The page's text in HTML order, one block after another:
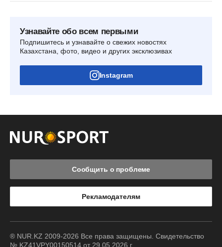
Узнавайте обо всем первыми
Подпишитесь и узнавайте о свежих новостях
Казахстана, фото, видео и других эксклюзивах
Instagram
Сообщить о проблеме
Рекламодателям
® NUR.KZ 2009-2026 Все права защищены. Свидетельство
№ KZ41VPY00150514 от 29.05.2026 г.